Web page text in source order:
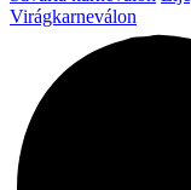
Virágkarneválon